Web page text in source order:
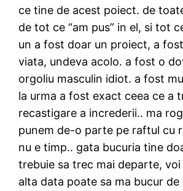
ce tine de acest poiect. de
de tot ce “am pus” in el, si tot
un a fost doar un proiect, a
viata, undeva acolo. a fost o
orgoliu masculin idiot. a fost
la urma a fost exact ceea ce a
recastigare a increderii.. ma
punem de-o parte pe raftul cu
nu e timp.. gata bucuria tine
trebuie sa trec mai departe,
alta data poate sa ma bucur